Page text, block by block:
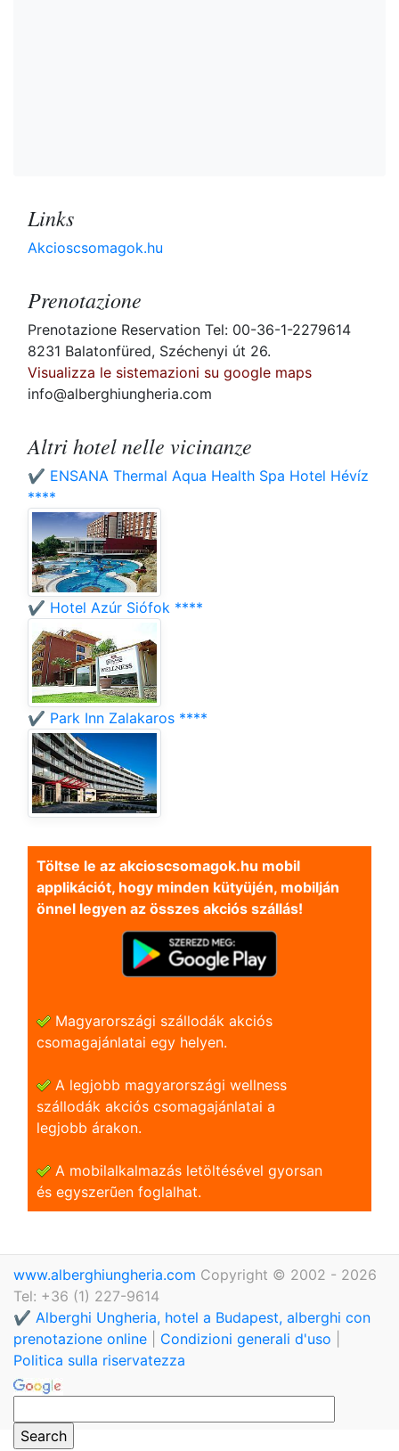
Links
Akcioscsomagok.hu
Prenotazione
Prenotazione Reservation Tel: 00-36-1-2279614
8231 Balatonfüred, Széchenyi út 26.
Visualizza le sistemazioni su google maps
info@alberghiungheria.com
Altri hotel nelle vicinanze
✔️ ENSANA Thermal Aqua Health Spa Hotel Hévíz
****
✔️ Hotel Azúr Siófok ****
✔️ Park Inn Zalakaros ****
Töltse le az akcioscsomagok.hu mobil
applikációt, hogy minden kütyüjén, mobilján
önnel legyen az összes akciós szállás!
Magyarországi szállodák akciós
csomagajánlatai egy helyen.
A legjobb magyarországi wellness
szállodák akciós csomagajánlatai a
legjobb árakon.
A mobilalkalmazás letöltésével gyorsan
és egyszerũen foglalhat.
www.alberghiungheria.com Copyright © 2002 - 2026
Tel: +36 (1) 227-9614
✔️ Alberghi Ungheria, hotel a Budapest, alberghi con
prenotazione online
Condizioni generali d'uso
Politica sulla riservatezza